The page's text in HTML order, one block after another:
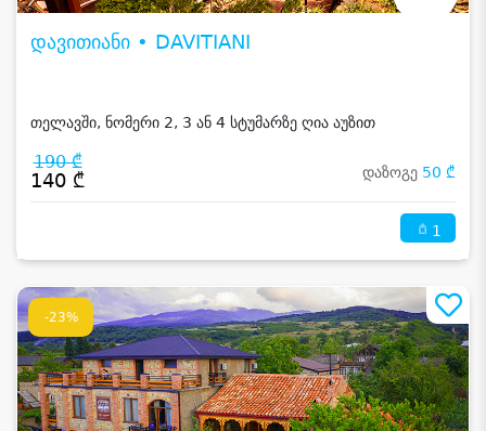
დავითიანი • DAVITIANI
თელავში, ნომერი 2, 3 ან 4 სტუმარზე ღია აუზით
190 ₾
140 ₾ დაზოგე 50 ₾
1
-23%